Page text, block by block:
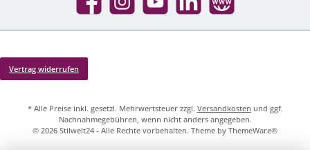
Facebook InstagramYouTube LinkedIn Website
Vertrag widerrufen
* Alle Preise inkl. gesetzl. Mehrwertsteuer zzgl. Versandkosten und ggf.
Nachnahmegebühren, wenn nicht anders angegeben.
© 2026 Stilwelt24 - Alle Rechte vorbehalten. Theme by ThemeWare®